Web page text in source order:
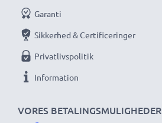
VORES BETALINGSMULIGHEDER
Garanti
Sikkerhed & Certificeringer
Privatlivspolitik
Information